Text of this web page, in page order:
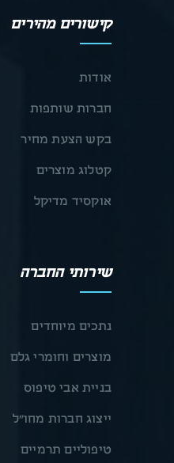
קישורים מהירים
אודות
חברות שותפות
בקש הצעת מחיר
קטלוג מוצרים
אוקסיד מדיקל
שירותי החברה
נתכים מיוחדים
מוצרים וחומרי גלם
בניית אבי טיפוס
ייצוג חברות מחו״ל
טיפוליים תרמיים